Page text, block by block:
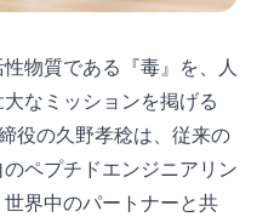
物質である『毒』を、人
なミッションを掲げる
役の久野孝稔は、従来の
ペプチドエンジニアリン
界中のパートナーと共